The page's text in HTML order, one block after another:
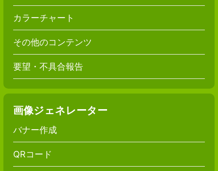
カラーチャート
その他のコンテンツ
要望・不具合報告
画像ジェネレーター
バナー作成
QRコード